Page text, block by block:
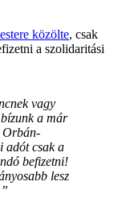
közölte, csak
a szolidaritási
vagy
a már
Orbán-
adót csak a
befizetni!
lesz